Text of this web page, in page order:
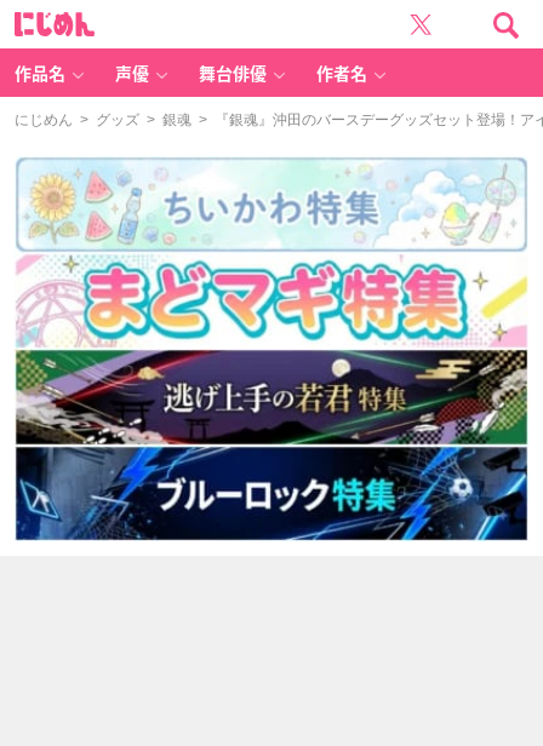
作品名 声優 舞台俳優 作者名
にじめん > グッズ > 銀魂 > 『銀魂』沖田のバースデーグッズセット登場！